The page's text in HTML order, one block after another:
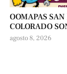
OOMAPAS
COLORADO
agosto 8, 2026